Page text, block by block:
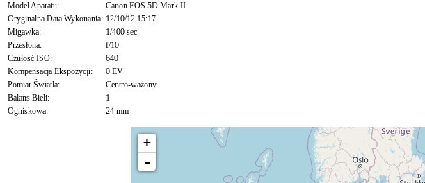
Model Aparatu:
Canon EOS 5D Mark II
Oryginalna Data Wykonania: 12/10/12 15:17
Migawka:
1/400 sec
Przesłona:
f/10
Czułość ISO:
640
Kompensacja Ekspozycji:
0 EV
Pomiar Światła:
Centro-ważony
Balans Bieli:
1
Ogniskowa:
24 mm
+
-